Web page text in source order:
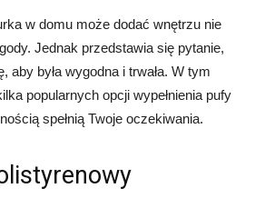
w domu może dodać wnętrzu nie
Jednak przedstawia się pytanie,
aby była wygodna i trwała. W tym
popularnych opcji wypełnienia pufy
spełnią Twoje oczekiwania.